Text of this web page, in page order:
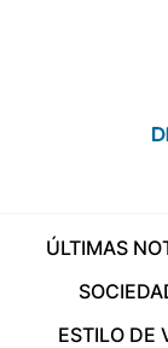
ÚLTIMAS
ESTILO DE